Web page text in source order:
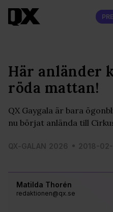
Matilda Thorén
redaktionen@qx.se
Här anländer
röda mattan!
QX Gaygala är bara
nu börjat anlända till
QX-GALAN 2026 2018-